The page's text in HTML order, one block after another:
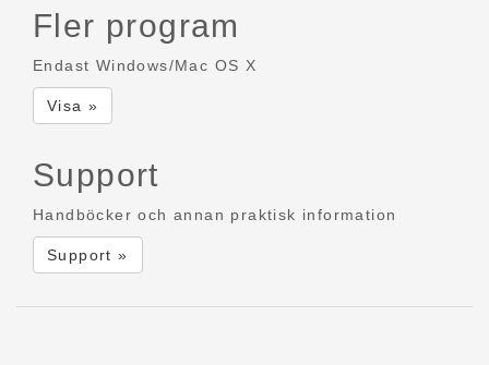
Fler program
Endast Windows/Mac OS X
Visa »
Support
Handböcker och annan praktisk information
Support »